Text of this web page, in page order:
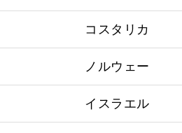
コスタリカ
ノルウェー
イスラエル